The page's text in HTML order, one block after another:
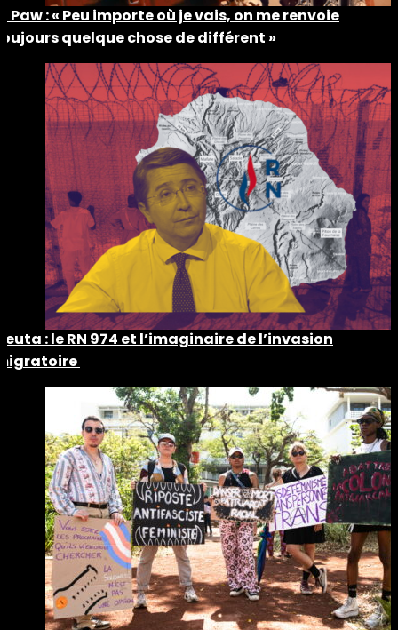
Paw : « Peu importe où je vais, on me renvoie
quelque chose de différent »
: le RN 974 et l’imaginaire de l’invasion